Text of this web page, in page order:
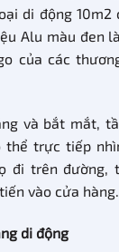
di động 10m2
Alu màu đen
của các
và bắt mắt,
thể trực tiếp
đi trên đường,
vào cửa hàng.
di động